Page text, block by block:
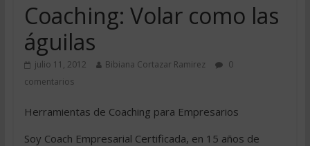
Coaching: Volar como las
águilas
julio 11, 2012 Bibiana Cortazar Ramirez
0
comentarios
Herramientas de Coaching para Empresarios
Soy Coach Empresarial Certificada, en 15 años de